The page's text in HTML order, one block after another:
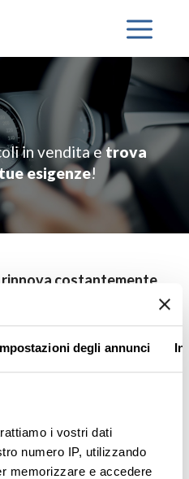
degli annunci
i vostri dati
numero IP, utilizzando
memorizzare e accedere
in vendita etrova
esigenze!
costantemente
questo il nostro
Furgoni